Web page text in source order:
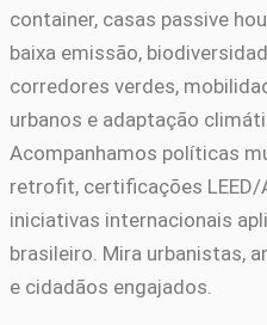
container, casas passive
baixa emissão,
corredores verdes,
urbanos e adaptação
Acompanhamos políticas
retrofit, certificações LEED/
iniciativas internacionais
brasileiro. Mira urbanistas,
e cidadãos engajados.